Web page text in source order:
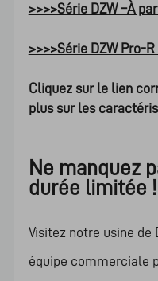
>>>>Série DZW –À
>>>>Série DZW Pro-
Cliquez sur le lien
plus sur les
Ne manquez
durée limitée !
Visitez notre usine
équipe commerciale